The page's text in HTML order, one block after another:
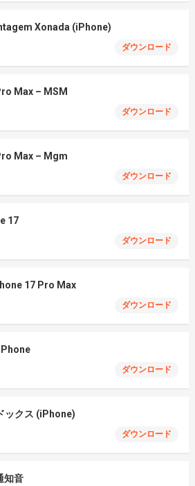
Xonada (iPhone)
ダウンロード
Max – MSM
ダウンロード
Max – Mgm
ダウンロード
17
ダウンロード
17 Pro Max
ダウンロード
ダウンロード
ックス (iPhone)
ダウンロード
知音